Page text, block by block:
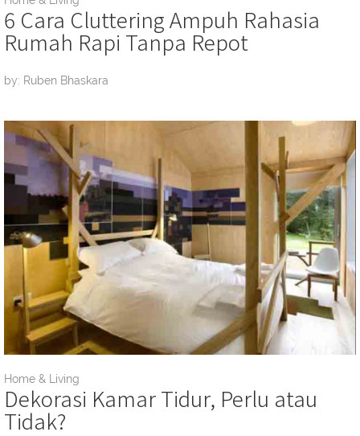
6 Cara Cluttering Ampuh Rahasia
Rumah Rapi Tanpa Repot
by: Ruben Bhaskara
Home & Living
Dekorasi Kamar Tidur, Perlu atau
Tidak?